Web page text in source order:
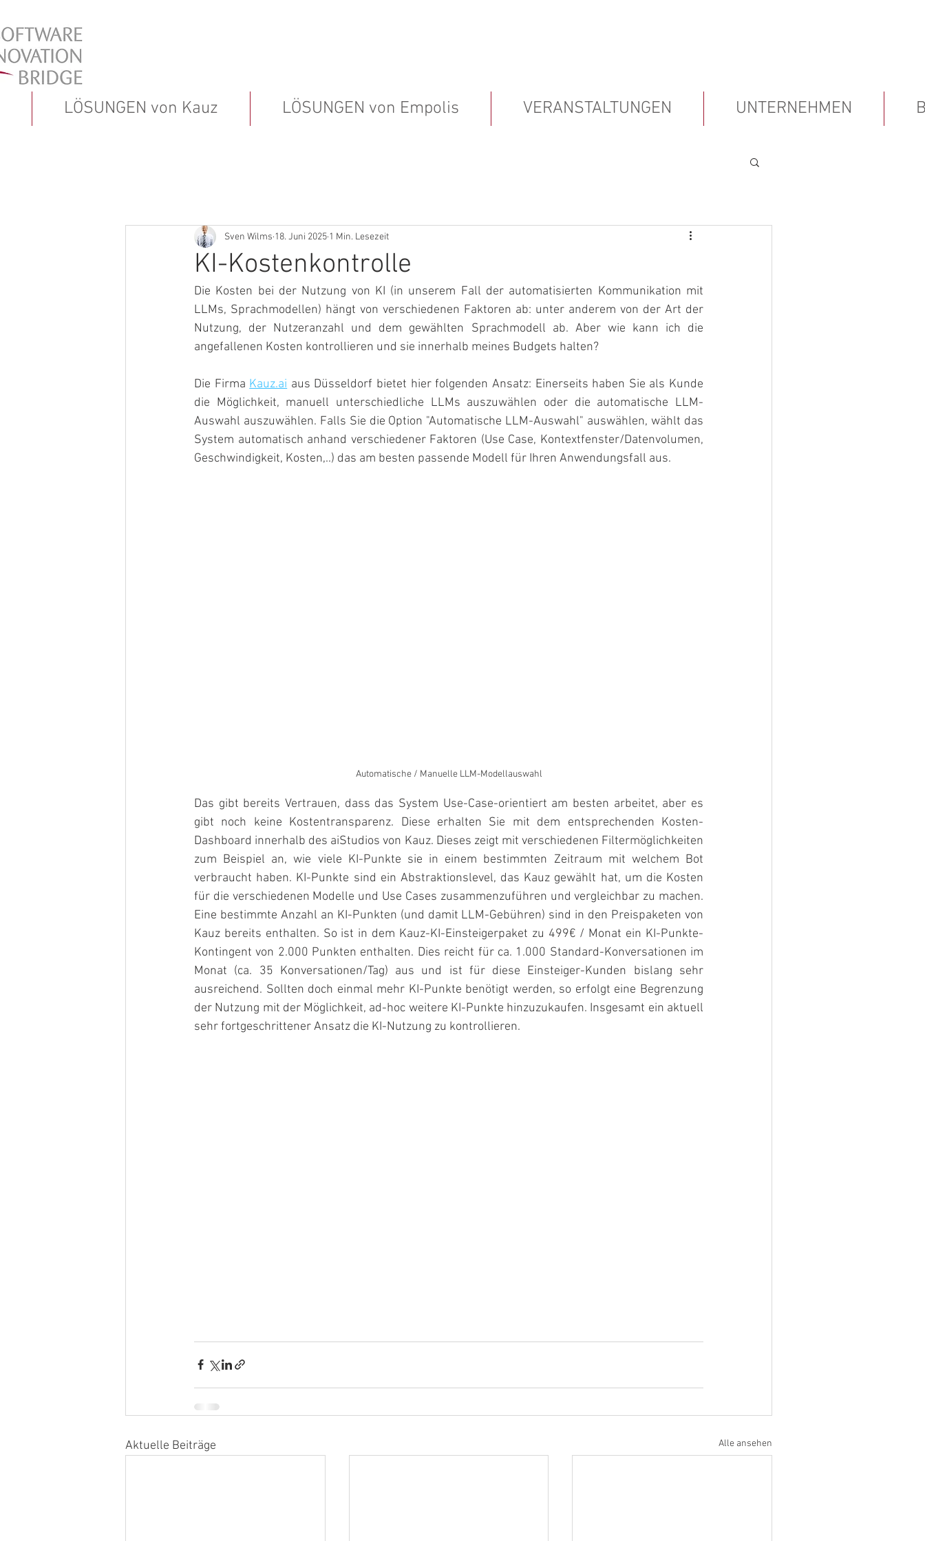
LÖSUNGEN von Kauz LÖSUNGEN von Empolis VERANSTALTUNGEN UNTERNEHMEN
KI-Kostenkontrolle
Sven Wilms 18. Juni 2025 1 Min. Lesezeit
Die Kosten bei der Nutzung von KI (in unserem Fall der automatisierten Kommunikation mit
LLMs, Sprachmodellen) hängt von verschiedenen Faktoren ab: unter anderem von der Art der
Nutzung, der Nutzeranzahl und dem gewählten Sprachmodell ab. Aber wie kann ich die
angefallenen Kosten kontrollieren und sie innerhalb meines Budgets halten?
Die Firma Kauz.ai aus Düsseldorf bietet hier folgenden Ansatz: Einerseits haben Sie als Kunde
die Möglichkeit, manuell unterschiedliche LLMs auszuwählen oder die automatische LLM-
Auswahl auszuwählen. Falls Sie die Option "Automatische LLM-Auswahl" auswählen, wählt das
System automatisch anhand verschiedener Faktoren (Use Case, Kontextfenster/Datenvolumen,
Geschwindigkeit, Kosten,..) das am besten passende Modell für Ihren Anwendungsfall aus.
Automatische / Manuelle LLM-Modellauswahl
Das gibt bereits Vertrauen, dass das System Use-Case-orientiert am besten arbeitet, aber es
gibt noch keine Kostentransparenz. Diese erhalten Sie mit dem entsprechenden Kosten-
Dashboard innerhalb des aiStudios von Kauz. Dieses zeigt mit verschiedenen Filtermöglichkeiten
zum Beispiel an, wie viele KI-Punkte sie in einem bestimmten Zeitraum mit welchem Bot
verbraucht haben. KI-Punkte sind ein Abstraktionslevel, das Kauz gewählt hat, um die Kosten
für die verschiedenen Modelle und Use Cases zusammenzuführen und vergleichbar zu machen.
Eine bestimmte Anzahl an KI-Punkten (und damit LLM-Gebühren) sind in den Preispaketen von
Kauz bereits enthalten. So ist in dem Kauz-KI-Einsteigerpaket zu 499€ / Monat ein KI-Punkte-
Kontingent von 2.000 Punkten enthalten. Dies reicht für ca. 1.000 Standard-Konversationen im
Monat (ca. 35 Konversationen/Tag) aus und ist für diese Einsteiger-Kunden bislang sehr
ausreichend. Sollten doch einmal mehr KI-Punkte benötigt werden, so erfolgt eine Begrenzung
der Nutzung mit der Möglichkeit, ad-hoc weitere KI-Punkte hinzuzukaufen. Insgesamt ein aktuell
sehr fortgeschrittener Ansatz die KI-Nutzung zu kontrollieren.
Aktuelle Beiträge Alle ansehen